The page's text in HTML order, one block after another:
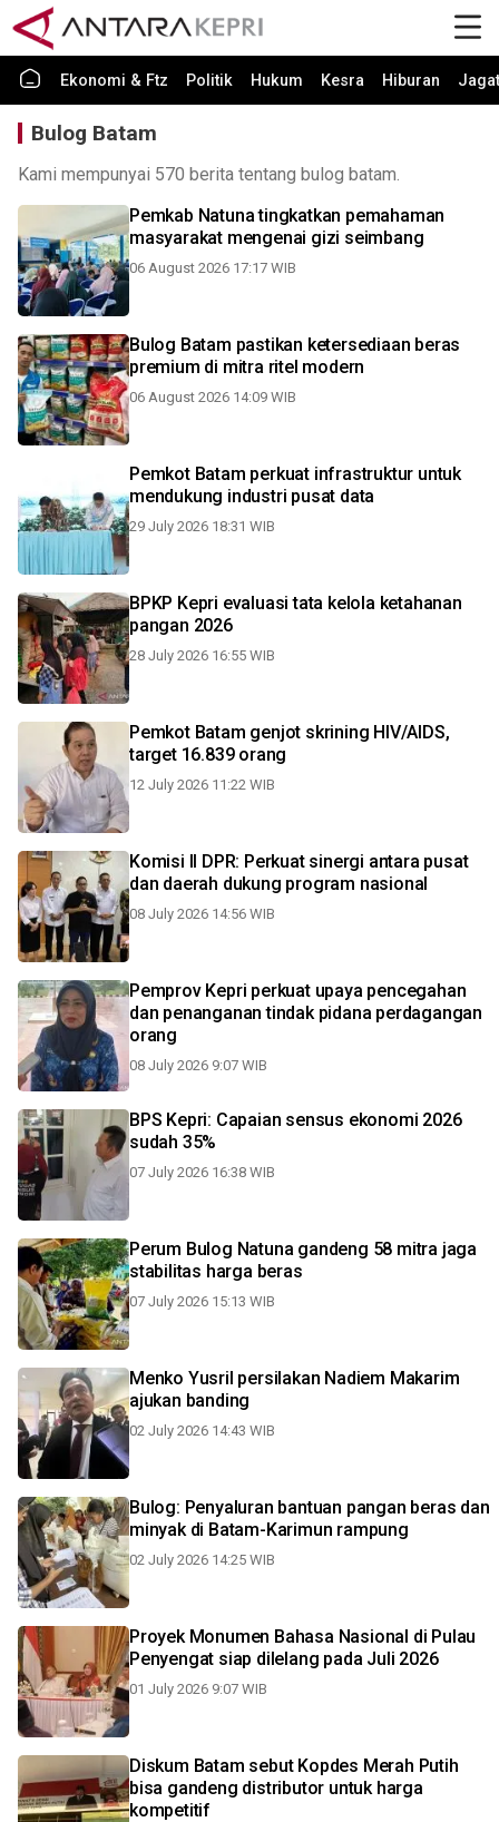
Ekonomi & Ftz Politik Hukum Kesra Hiburan Jagat
Bulog Batam
Kami mempunyai 570 berita tentang bulog batam.
Pemkab Natuna tingkatkan pemahaman
masyarakat mengenai gizi seimbang
06 August 2026 17:17 WIB
Bulog Batam pastikan ketersediaan beras
premium di mitra ritel modern
06 August 2026 14:09 WIB
Pemkot Batam perkuat infrastruktur untuk
mendukung industri pusat data
29 July 2026 18:31 WIB
BPKP Kepri evaluasi tata kelola ketahanan
pangan 2026
28 July 2026 16:55 WIB
Pemkot Batam genjot skrining HIV/AIDS,
target 16.839 orang
12 July 2026 11:22 WIB
Komisi II DPR: Perkuat sinergi antara pusat
dan daerah dukung program nasional
08 July 2026 14:56 WIB
Pemprov Kepri perkuat upaya pencegahan
dan penanganan tindak pidana perdagangan
orang
08 July 2026 9:07 WIB
BPS Kepri: Capaian sensus ekonomi 2026
sudah 35%
07 July 2026 16:38 WIB
Perum Bulog Natuna gandeng 58 mitra jaga
stabilitas harga beras
07 July 2026 15:13 WIB
Menko Yusril persilakan Nadiem Makarim
ajukan banding
02 July 2026 14:43 WIB
Bulog: Penyaluran bantuan pangan beras dan
minyak di Batam-Karimun rampung
02 July 2026 14:25 WIB
Proyek Monumen Bahasa Nasional di Pulau
Penyengat siap dilelang pada Juli 2026
01 July 2026 9:07 WIB
Diskum Batam sebut Kopdes Merah Putih
bisa gandeng distributor untuk harga
kompetitif